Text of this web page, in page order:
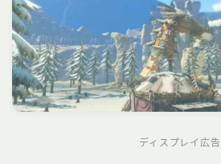
ディスプレイ広告